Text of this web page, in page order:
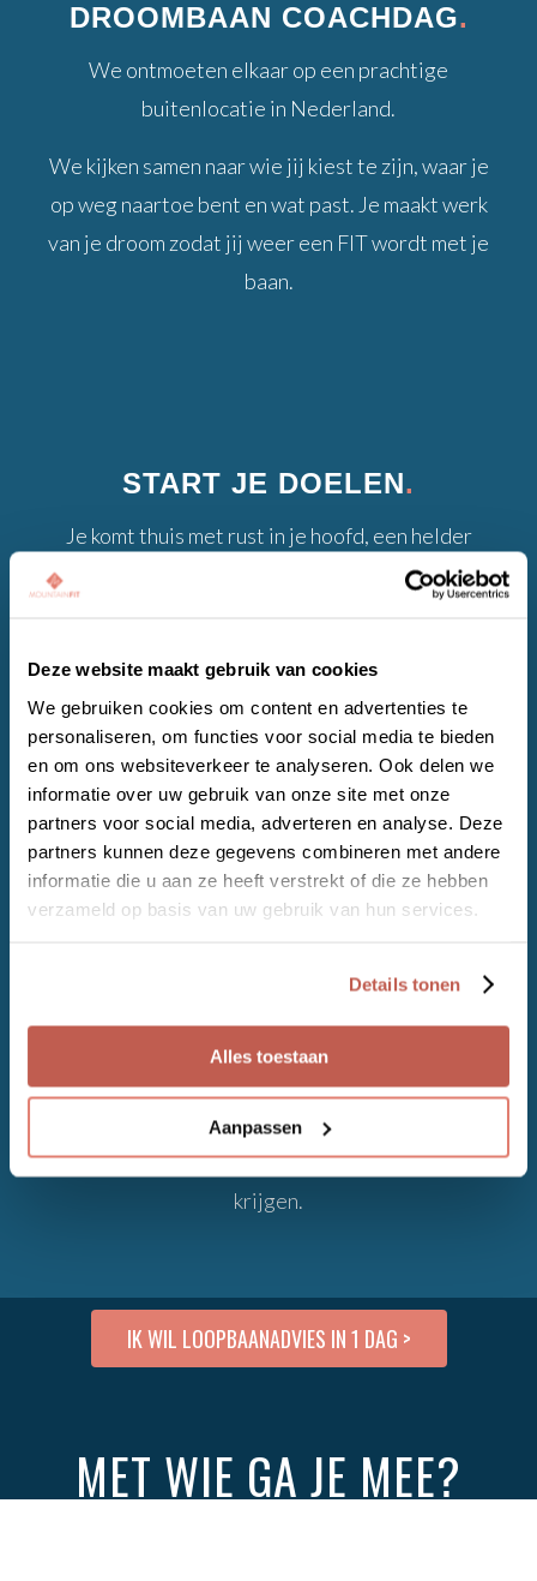
Deze website maakt gebruik van cookies
We gebruiken cookies om content en advertenties te
personaliseren, om functies voor social media te bieden
en om ons websiteverkeer te analyseren. Ook delen we
informatie over uw gebruik van onze site met onze
partners voor social media, adverteren en analyse. Deze
partners kunnen deze gegevens combineren met andere
informatie die u aan ze heeft verstrekt of die ze hebben
verzameld op basis van uw gebruik van hun services.
Details tonen
Alles toestaan
Aanpassen
DROOMBAAN COACHDAG.
We ontmoeten elkaar op een prachtige
buitenlocatie in Nederland.
We kijken samen naar wie jij kiest te zijn, waar je
op weg naartoe bent en wat past. Je maakt werk
van je droom zodat jij weer een FIT wordt met je
baan.
START JE DOELEN.
Je komt thuis met rust in je hoofd, een helder
plan en gaat hiermee aan de slag.
NAZORG.
Twee weken later bespreken we hoe het met je
gaat, welke stappen je hebt ondernomen of dat
er knelpunten zijn.
FOLLOW UP.
Het is altijd mogelijk om extra ondersteuning te
krijgen.
IK WIL LOOPBAANADVIES IN 1 DAG >
MET WIE GA JE MEE?